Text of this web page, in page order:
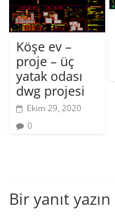
Köşe ev –
proje – üç
yatak odası
dwg projesi
Ekim 29, 2020
0
Bir yanıt yazın